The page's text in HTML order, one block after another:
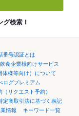
グ検索！
番号認証とは
食企業様向けサービス
体様等向け）について
ログプレミアム
（リクエスト予約）
定商取引法に基づく表記
情報
キーワード一覧